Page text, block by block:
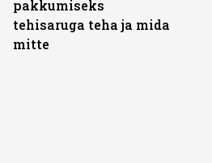
pakkumiseks
tehisaruga teha ja mida
mitte